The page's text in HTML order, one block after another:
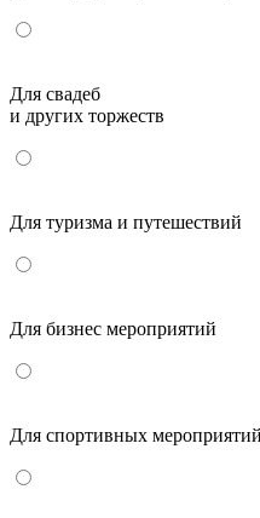
Для свадеб
и других торжеств
Для туризма и путешествий
Для бизнес мероприятий
Для спортивных мероприятий